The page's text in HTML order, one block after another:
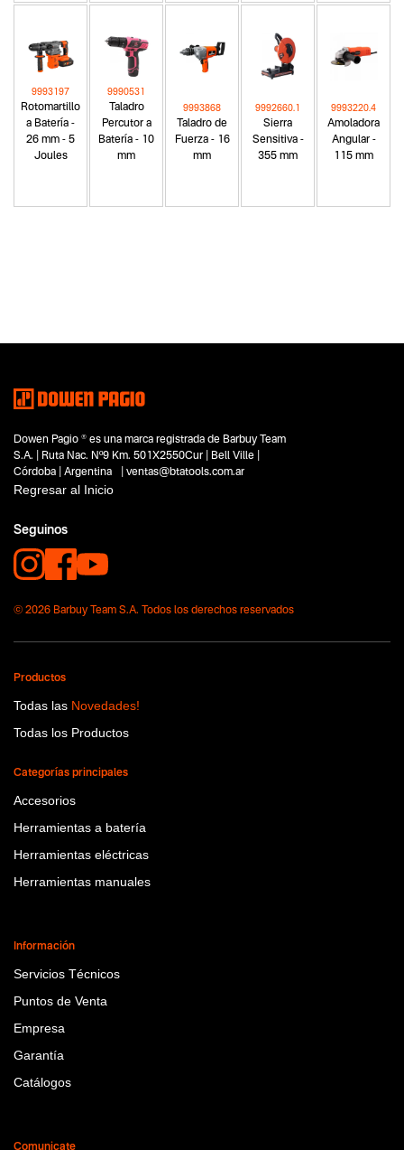
Rotomartillo
a Batería -
26 mm - 5
Joules
9993197
Taladro
Percutor a
Batería - 10
mm
9990531
Taladro de
Fuerza - 16
mm
9993868
Sierra
Sensitiva -
355 mm
9992660.1
Amoladora
Angular -
115 mm
9993220.4
Segmentos - pendiente
Capacidad
70 Joules
Funcion o uso
Tecnologia
No items found.
Dowen Pagio ® es una marca registrada de Barbuy Team
S.A. | Ruta Nac. Nº9 Km. 501X2550Cur | Bell Ville |
Córdoba | Argentina | ventas@btatools.com.ar
Regresar al Inicio
Seguinos
© 2026 Barbuy Team S.A. Todos los derechos reservados
Productos
Todas las Novedades!
Todas los Productos
Categorías principales
Accesorios
Herramientas a batería
Herramientas eléctricas
Herramientas manuales
Información
Servicios Técnicos
Puntos de Venta
Empresa
Garantía
Catálogos
Comunicate